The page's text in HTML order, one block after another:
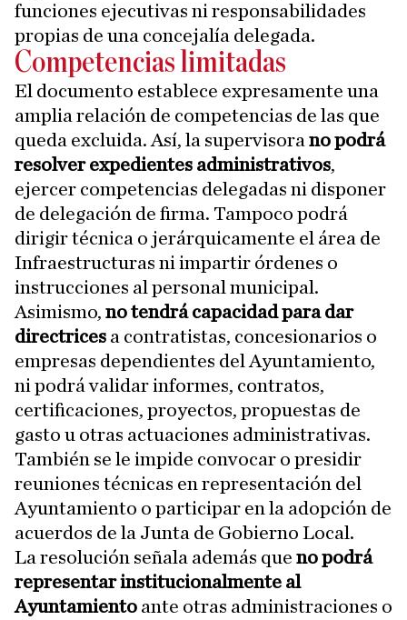
funciones ejecutivas ni responsabilidades
propias de una concejalía delegada.
Competencias limitadas
El documento establece expresamente una
amplia relación de competencias de las que
queda excluida. Así, la supervisora no podrá
resolver expedientes administrativos,
ejercer competencias delegadas ni disponer
de delegación de firma. Tampoco podrá
dirigir técnica o jerárquicamente el área de
Infraestructuras ni impartir órdenes o
instrucciones al personal municipal.
Asimismo, no tendrá capacidad para dar
directrices a contratistas, concesionarios o
empresas dependientes del Ayuntamiento,
ni podrá validar informes, contratos,
certificaciones, proyectos, propuestas de
gasto u otras actuaciones administrativas.
También se le impide convocar o presidir
reuniones técnicas en representación del
Ayuntamiento o participar en la adopción de
acuerdos de la Junta de Gobierno Local.
La resolución señala además que no podrá
representar institucionalmente al
Ayuntamiento ante otras administraciones o